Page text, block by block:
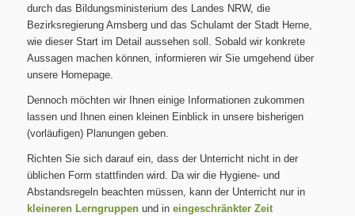
durch das Bildungsministerium des Landes NRW, die
Bezirksregierung Arnsberg und das Schulamt der Stadt Herne,
wie dieser Start im Detail aussehen soll. Sobald wir konkrete
Aussagen machen können, informieren wir Sie umgehend über
unsere Homepage.
Dennoch möchten wir Ihnen einige Informationen zukommen
lassen und Ihnen einen kleinen Einblick in unsere bisherigen
(vorläufigen) Planungen geben.
Richten Sie sich darauf ein, dass der Unterricht nicht in der
üblichen Form stattfinden wird. Da wir die Hygiene- und
Abstandsregeln beachten müssen, kann der Unterricht nur in
kleineren Lerngruppenund in eingeschränkter Zeit